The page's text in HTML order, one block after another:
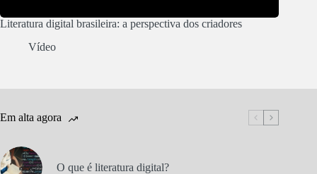
Literatura digital brasileira: a perspectiva dos criadores
Vídeo
Em alta agora
O que é literatura digital?